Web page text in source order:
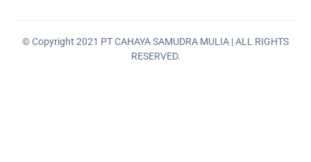
© Copyright 2021 PT CAHAYA SAMUDRA MULIA | ALL RIGHTS
RESERVED.